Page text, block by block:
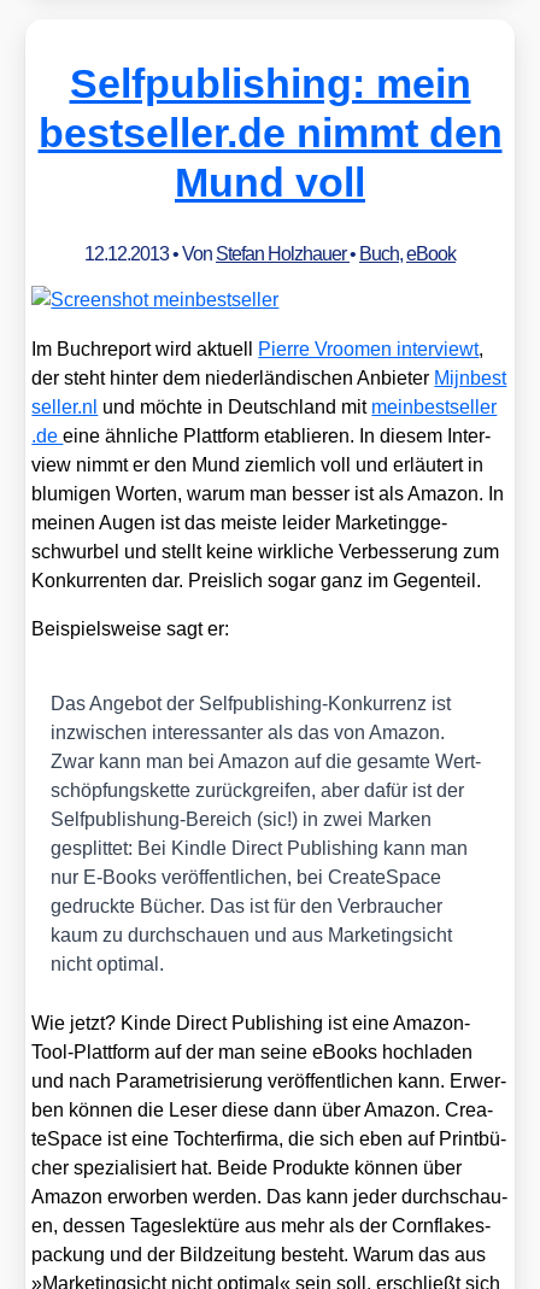
Selfpublishing: mein​
best​sel​ler​.de nimmt den
Mund voll
12.12.2013• Von Stefan Holzhauer• Buch,eBook
Im Buch­re­port wird aktu­ell Pierre Vroo­men inter­viewt,
der steht hin­ter dem nie­der­län­di­schen Anbie­ter Mijn​best​
sel​ler​.nl und möch­te in Deutsch­land mit mein​best​sel​ler​
.deeine ähn­li­che Platt­form eta­blie­ren. In die­sem Inter­
view nimmt er den Mund ziem­lich voll und erläu­tert in
blu­mi­gen Wor­ten, war­um man bes­ser ist als Ama­zon. In
mei­nen Augen ist das meis­te lei­der Mar­ke­ting­ge­
schwur­bel und stellt kei­ne wirk­li­che Ver­bes­se­rung zum
Kon­kur­ren­ten dar. Preis­lich sogar ganz im Gegen­teil.
Bei­spiels­wei­se sagt er:
Das Ange­bot der Self­pu­bli­shing-Kon­kur­renz ist
inzwi­schen inter­es­san­ter als das von Ama­zon.
Zwar kann man bei Ama­zon auf die gesam­te Wert­
schöp­fungs­ket­te zurück­grei­fen, aber dafür ist der
Self­pu­blishung-Bereich (sic!) in zwei Mar­ken
gesplit­tet: Bei Kind­le Direct Publi­shing kann man
nur E‑Books ver­öf­fent­li­chen, bei Crea­teSpace
gedruck­te Bücher. Das ist für den Ver­brau­cher
kaum zu durch­schau­en und aus Mar­ke­ting­sicht
nicht opti­mal.
Wie jetzt? Kin­de Direct Publi­shing ist eine Ama­zon-
Tool-Platt­form auf der man sei­ne eBooks hoch­la­den
und nach Para­me­tri­sie­rung ver­öf­fent­li­chen kann. Erwer­
ben kön­nen die Leser die­se dann über Ama­zon. Crea­
teSpace ist eine Toch­ter­fir­ma, die sich eben auf Print­bü­
cher spe­zia­li­siert hat. Bei­de Pro­duk­te kön­nen über
Ama­zon erwor­ben wer­den. Das kann jeder durch­schau­
en, des­sen Tages­lek­tü­re aus mehr als der Corn­flakes­
pa­ckung und der Bild­zei­tung besteht. War­um das aus
»Mar­ke­ting­sicht nicht opti­mal« sein soll, erschließt sich